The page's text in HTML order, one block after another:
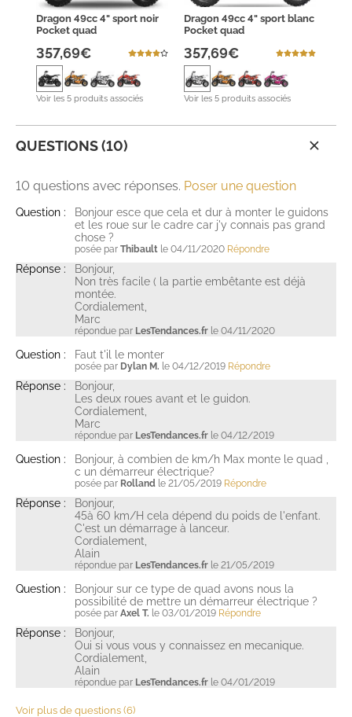
Dragon 49cc 4" sport noir
Pocket quad
357,69€
Voir les 5 produits associés
Dragon 49cc 4" sport blanc
Pocket quad
357,69€
Voir les 5 produits associés
QUESTIONS (10)
10 questions avec réponses. Poser une question
Question :
Bonjour esce que cela et dur à monter le guidons
et les roue sur le cadre car j'y connais pas grand
chose ?
posée par Thibault le 04/11/2020 Répondre
Réponse :
Bonjour,
Non très facile ( la partie embêtante est déjà
montée.
Cordialement,
Marc
répondue par LesTendances.fr le 04/11/2020
Question : Faut t'il le monter
posée par Dylan M. le 04/12/2019 Répondre
Réponse :
Bonjour,
Les deux roues avant et le guidon.
Cordialement,
Marc
répondue par LesTendances.fr le 04/12/2019
Question :
Bonjour, à combien de km/h Max monte le quad ,
c un démarreur électrique?
posée par Rolland le 21/05/2019 Répondre
Réponse :
Bonjour,
45à 60 km/H cela dépend du poids de l'enfant.
C'est un démarrage à lanceur.
Cordialement,
Alain
répondue par LesTendances.fr le 21/05/2019
Question :
Bonjour sur ce type de quad avons nous la
possibilité de mettre un démarreur électrique ?
posée par Axel T. le 03/01/2019 Répondre
Réponse :
Bonjour,
Oui si vous vous y connaissez en mecanique.
Cordialement,
Alain
répondue par LesTendances.fr le 04/01/2019
Voir plus de questions (6)